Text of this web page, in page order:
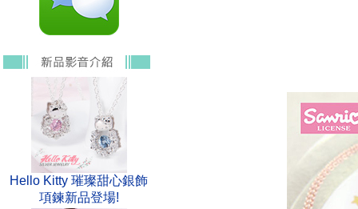
Hello Kitty 璀璨甜心銀飾
項鍊新品登場!